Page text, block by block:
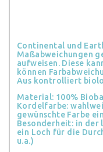
Continental und
Maßabweichungen
aufweisen. Diese
können
Aus kontrolliert
Material: 100%
Kordelfarbe:
gewünschte Farbe
Besonderheit: in der
ein Loch für die
u.a.)